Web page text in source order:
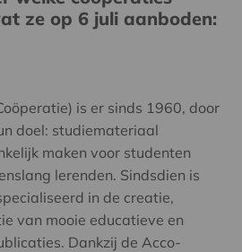
ze op 6 juli aanboden:
is er sinds 1960, door
doel: studiemateriaal
maken voor studenten
lerenden. Sindsdien is
in de creatie,
van mooie educatieve en
Dankzij de Acco-